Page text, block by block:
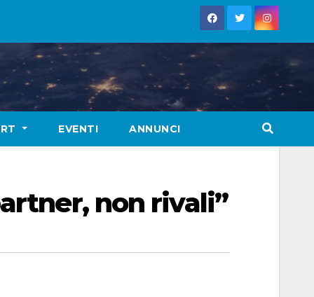
EVENTI ANNUNCI
non rivali”